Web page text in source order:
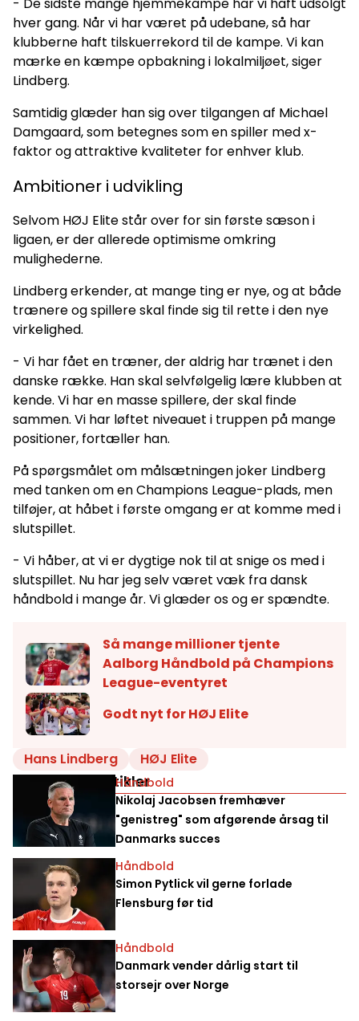
- De sidste mange hjemmekampe har vi haft udsolgt
hver gang. Når vi har været på udebane, så har
klubberne haft tilskuerrekord til de kampe. Vi kan
mærke en kæmpe opbakning i lokalmiljøet, siger
Lindberg.
Samtidig glæder han sig over tilgangen af Michael
Damgaard, som betegnes som en spiller med x-
faktor og attraktive kvaliteter for enhver klub.
Ambitioner i udvikling
Selvom HØJ Elite står over for sin første sæson i
ligaen, er der allerede optimisme omkring
mulighederne.
Lindberg erkender, at mange ting er nye, og at både
trænere og spillere skal finde sig til rette i den nye
virkelighed.
- Vi har fået en træner, der aldrig har trænet i den
danske række. Han skal selvfølgelig lære klubben at
kende. Vi har en masse spillere, der skal finde
sammen. Vi har løftet niveauet i truppen på mange
positioner, fortæller han.
På spørgsmålet om målsætningen joker Lindberg
med tanken om en Champions League-plads, men
tilføjer, at håbet i første omgang er at komme med i
slutspillet.
- Vi håber, at vi er dygtige nok til at snige os med i
slutspillet. Nu har jeg selv været væk fra dansk
håndbold i mange år. Vi glæder os og er spændte.
Så mange millioner tjente
Aalborg Håndbold på Champions
League-eventyret
Godt nyt for HØJ Elite
Hans Lindberg HØJ Elite
Relaterede artikler
Håndbold
Nikolaj Jacobsen fremhæver
"genistreg" som afgørende årsag til
Danmarks succes
Håndbold
Simon Pytlick vil gerne forlade
Flensburg før tid
Håndbold
Danmark vender dårlig start til
storsejr over Norge